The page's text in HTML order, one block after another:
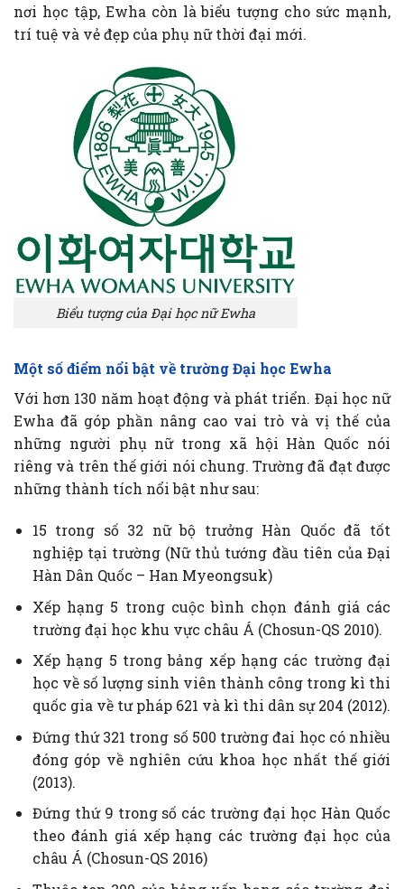
nơi học tập, Ewha còn là biểu tượng cho sức mạnh,
trí tuệ và vẻ đẹp của phụ nữ thời đại mới.
Biểu tượng của Đại học nữ Ewha
Một số điểm nổi bật về trường Đại học Ewha
Với hơn 130 năm hoạt động và phát triển. Đại học nữ
Ewha đã góp phần nâng cao vai trò và vị thế của
những người phụ nữ trong xã hội Hàn Quốc nói
riêng và trên thế giới nói chung. Trường đã đạt được
những thành tích nổi bật như sau:
15 trong số 32 nữ bộ trưởng Hàn Quốc đã tốt
nghiệp tại trường (Nữ thủ tướng đầu tiên của Đại
Hàn Dân Quốc – Han Myeongsuk)
Xếp hạng 5 trong cuộc bình chọn đánh giá các
trường đại học khu vực châu Á (Chosun-QS 2010).
Xếp hạng 5 trong bảng xếp hạng các trường đại
học về số lượng sinh viên thành công trong kì thi
quốc gia về tư pháp 621 và kì thi dân sự 204 (2012).
Đứng thứ 321 trong số 500 trường đai học có nhiều
đóng góp về nghiên cứu khoa học nhất thế giới
(2013).
Đứng thứ 9 trong số các trường đại học Hàn Quốc
theo đánh giá xếp hạng các trường đại học của
châu Á (Chosun-QS 2016)